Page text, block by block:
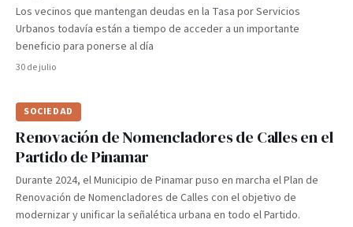
Los vecinos que mantengan deudas en la Tasa por Servicios
Urbanos todavía están a tiempo de acceder a un importante
beneficio para ponerse al día
30 de julio
SOCIEDAD
Renovación de Nomencladores de Calles en el
Partido de Pinamar
Durante 2024, el Municipio de Pinamar puso en marcha el Plan de
Renovación de Nomencladores de Calles con el objetivo de
modernizar y unificar la señalética urbana en todo el Partido.